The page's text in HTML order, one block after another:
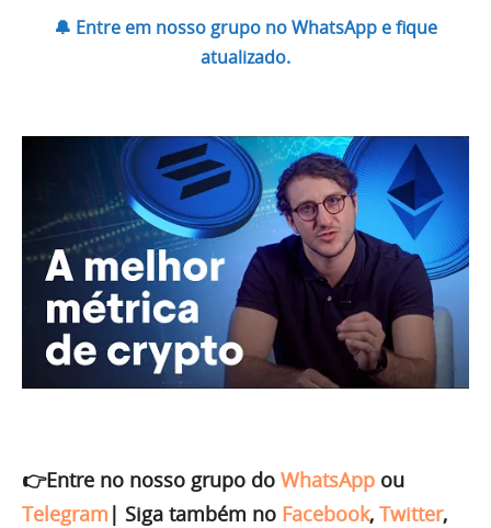
🔔 Entre em nosso grupo no WhatsApp e fique
atualizado.
👉Entre no nosso grupo do WhatsApp ou
Telegram | Siga também no Facebook, Twitter,